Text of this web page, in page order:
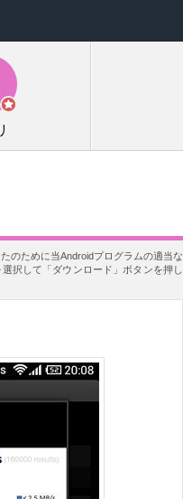
のために当Androidプログラムの適当な
択して「ダウンロード」ボタンを押し